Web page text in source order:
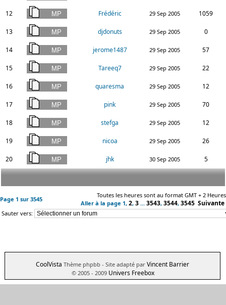
12 Frédéric 29 Sep 2005 1059
13 djdonuts 29 Sep 2005 0
14 jerome1487 29 Sep 2005 57
15 Tareeq7 29 Sep 2005 22
16 quaresma 29 Sep 2005 12
17 pink 29 Sep 2005 70
18 stefga 29 Sep 2005 12
19 nicoa 29 Sep 2005 26
20 jhk 30 Sep 2005 5
Page 1 sur 3545
Toutes les heures sont au format GMT + 2 Heures
Aller à la page 1, 2, 3 ... 3543, 3544, 3545 Suivante
Sauter vers:
CoolVista Thème phpbb - Site adapté par Vincent Barrier
© 2005 - 2009 Univers Freebox